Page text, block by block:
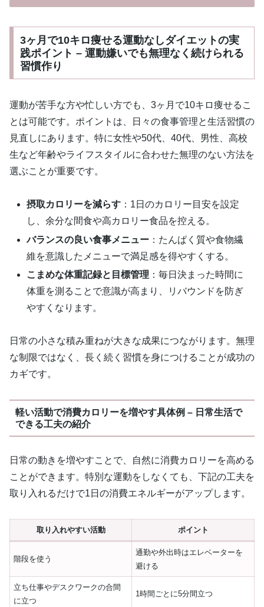
3ヶ月で10キロ痩せる運動なしダイエットの実
践ポイント – 運動嫌いでも無理なく続けられる
習慣作り
運動が苦手な方や忙しい方でも、3ヶ月で10キロ痩せるこ
とは可能です。ポイントは、日々の食事管理と生活習慣の
見直しにあります。特に女性や50代、40代、男性、高校
生など年齢やライフスタイルに合わせた無理のない方法を
選ぶことが重要です。
摂取カロリーを減らす ：1日のカロリー目安を設定
し、余分な間食や高カロリー食品を控える。
バランスの良い食事メニュー ：たんぱく質や食物繊
維を意識したメニューで満足感を得やすくする。
こまめな体重記録と目標管理 ：毎日決まった時間に
体重を測ることで意識が高まり、リバウンドを防ぎ
やすくなります。
日常の小さな積み重ねが大きな成果につながります。無理
な制限ではなく、長く続く習慣を身につけることが成功の
カギです。
軽い活動で消費カロリーを増やす具体例 – 日常生活で
できる工夫の紹介
日常の動きを増やすことで、自然に消費カロリーを高める
ことができます。特別な運動をしなくても、下記の工夫を
取り入れるだけで1日の消費エネルギーがアップします。
取り入れやすい活動 ポイント
階段を使う
通勤や外出時はエレベーターを
避ける
立ち仕事やデスクワークの合間
に立つ
1時間ごとに5分間立つ